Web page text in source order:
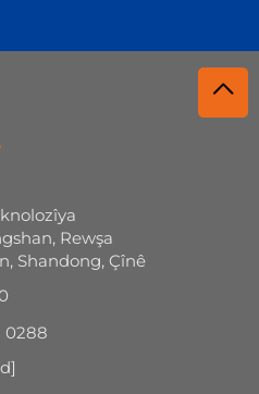
Rewşa
Shandong, Çînê
0288